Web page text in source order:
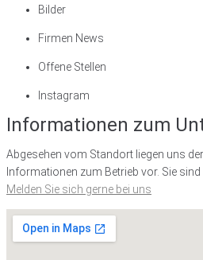
Bilder
Firmen News
Offene Stellen
Instagram
Informationen zum
Abgesehen vom Standort liegen uns
Informationen zum Betrieb vor. Sie
Melden Sie sich gerne bei uns